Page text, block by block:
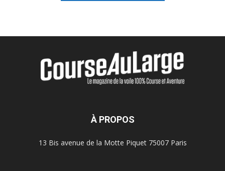
À PROPOS
13 Bis avenue de la Motte Piquet 75007 Paris